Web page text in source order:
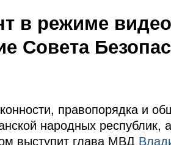
в режиме
Совета
правопорядка и
народных республик,
выступит глава МВД